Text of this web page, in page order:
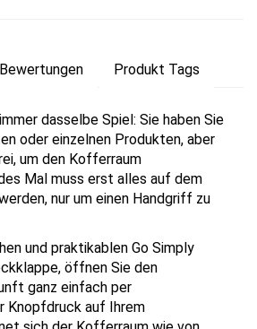
Bewertungen Produkt Tags
dasselbe Spiel: Sie haben Sie
oder einzelnen Produkten, aber
um den Kofferraum
Mal muss erst alles auf dem
nur um einen Handgriff zu
und praktikablen Go Simply
öffnen Sie den
ganz einfach per
Knopfdruck auf Ihrem